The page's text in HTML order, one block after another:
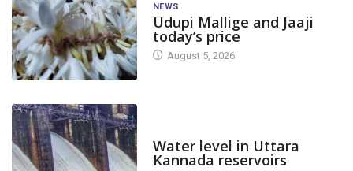
NEWS
Udupi Mallige and Jaaji
today’s price
August 5, 2026
Water level in Uttara
Kannada reservoirs